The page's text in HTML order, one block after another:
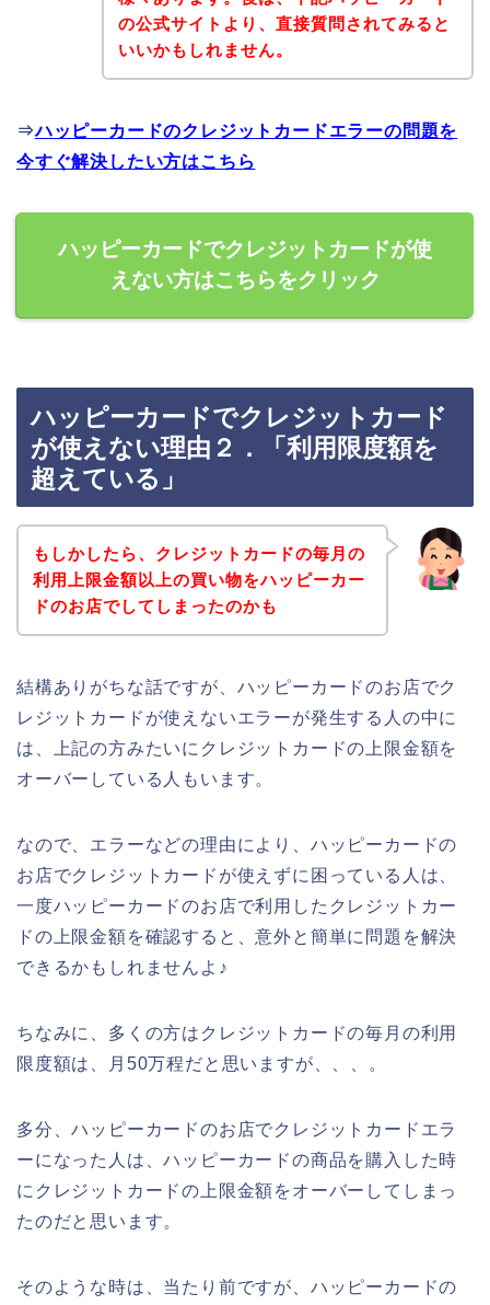
の公式サイトより、直接質問されてみると
いいかもしれません。
⇒ハッピーカードのクレジットカードエラーの問題を
今すぐ解決したい方はこちら
ハッピーカードでクレジットカードが使
えない方はこちらをクリック
ハッピーカードでクレジットカード
が使えない理由２．「利用限度額を
超えている」
もしかしたら、クレジットカードの毎月の
利用上限金額以上の買い物をハッピーカー
ドのお店でしてしまったのかも
結構ありがちな話ですが、ハッピーカードのお店でク
レジットカードが使えないエラーが発生する人の中に
は、上記の方みたいにクレジットカードの上限金額を
オーバーしている人もいます。
なので、エラーなどの理由により、ハッピーカードの
お店でクレジットカードが使えずに困っている人は、
一度ハッピーカードのお店で利用したクレジットカー
ドの上限金額を確認すると、意外と簡単に問題を解決
できるかもしれませんよ♪
ちなみに、多くの方はクレジットカードの毎月の利用
限度額は、月50万程だと思いますが、、、。
多分、ハッピーカードのお店でクレジットカードエラ
ーになった人は、ハッピーカードの商品を購入した時
にクレジットカードの上限金額をオーバーしてしまっ
たのだと思います。
そのような時は、当たり前ですが、ハッピーカードの